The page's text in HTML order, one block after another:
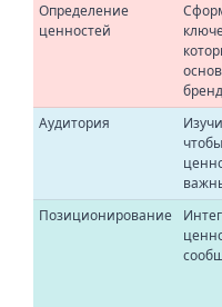
Определение
ценностей
Аудитория
Позиционирование